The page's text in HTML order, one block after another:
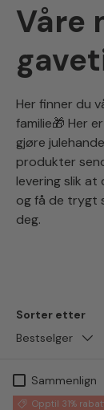
Våre
Her finner du
familie🎁 Her
gjøre
produkter
levering slik at
og få de trygt
deg.
Sorter etter
Bestselger
Sammenlign
Opptil 31%